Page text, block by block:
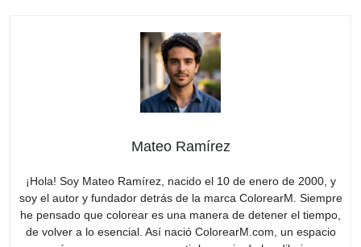
Mateo Ramírez
¡Hola! Soy Mateo Ramírez, nacido el 10 de enero de 2000, y
soy el autor y fundador detrás de la marca ColorearM. Siempre
he pensado que colorear es una manera de detener el tiempo,
de volver a lo esencial. Así nació ColorearM.com, un espacio